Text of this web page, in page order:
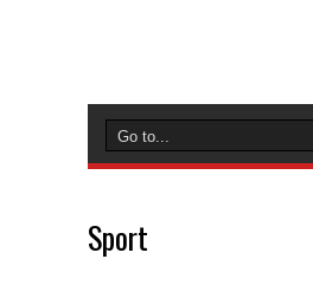
Sport